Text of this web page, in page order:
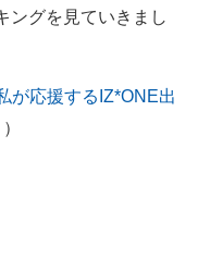
ングを見ていきまし
が応援するIZ*ONE出
）